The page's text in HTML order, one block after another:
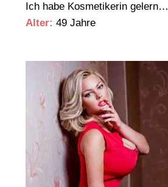
Ich habe Kosmetikerin gelern…
Alter: 49 Jahre